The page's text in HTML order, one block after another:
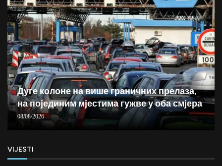
Дуге колоне на више граничних прелаза,
на појединим мјестима гужве у оба смјера
08/08/2026
VIJESTI